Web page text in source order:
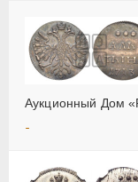
Аукционный Дом
-